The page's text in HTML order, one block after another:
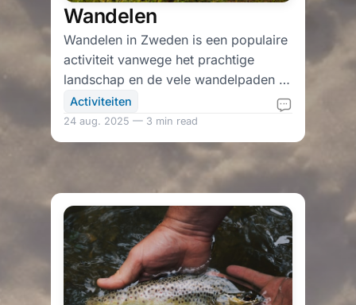
Wandelen
Wandelen in Zweden is een populaire
activiteit vanwege het prachtige
landschap en de vele wandelpaden in
het land. Zweden heeft vele nationale
parken en natuurreservaten waar je
kunt wandelen, van korte
wandelingen tot lange tochten. Het
weer in Zweden kan in de zomer
Activiteiten
24 aug. 2025 — 3 min read